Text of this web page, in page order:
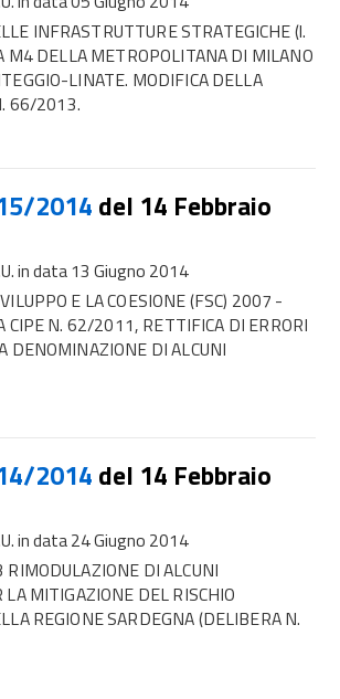
INFRASTRUTTURE STRATEGICHE (l.
DELLA METROPOLITANA DI MILANO
LINATE. MODIFICA DELLA
66/2013.
2014 del 14 Febbraio
in data 13 Giugno 2014
E LA COESIONE (FSC) 2007 -
CIPE N. 62/2011, RETTIFICA DI ERRORI
DENOMINAZIONE DI ALCUNI
2014 del 14 Febbraio
in data 24 Giugno 2014
DI ALCUNI
MITIGAZIONE DEL RISCHIO
REGIONE SARDEGNA (DELIBERA N.